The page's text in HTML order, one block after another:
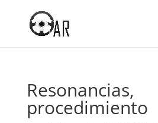
Resonancias,
procedimiento